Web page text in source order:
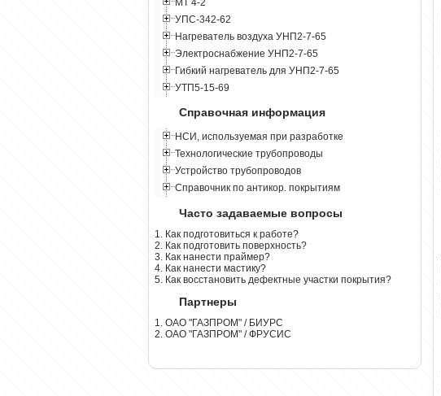
УПС-342-62
Нагреватель воздуха УНП2-7-65
Электроснабжение УНП2-7-65
Гибкий нагреватель для УНП2-7-65
УТП5-15-69
Справочная информация
НСИ, используемая при разработке
Технологические трубопроводы
Устройство трубопроводов
Справочник по антикор. покрытиям
Часто задаваемые вопросы
1. Как подготовиться к работе?
2. Как подготовить поверхность?
3. Как нанести праймер?
4. Как нанести мастику?
5. Как восстановить дефектные участки покрытия?
Партнеры
1. ОАО "ГАЗПРОМ" / БИУРС
2. ОАО "ГАЗПРОМ" / ФРУСИС